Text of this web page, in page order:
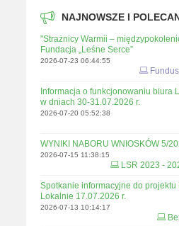
NAJNOWSZE I
"Strażnicy Warmii –
Fundacja „Leśne Serce”
2026-07-23 06:44:55
Informacja o funkcjonowaniu biura
w dniach 30-31.07.2026 r.
2026-07-20 05:52:38
WYNIKI NABORU WNIOSKÓW 5/
2026-07-15 11:38:15
LSR 2023 -
Spotkanie informacyjne do
Lokalnie 17.07.2026 r.
2026-07-13 10:14:17